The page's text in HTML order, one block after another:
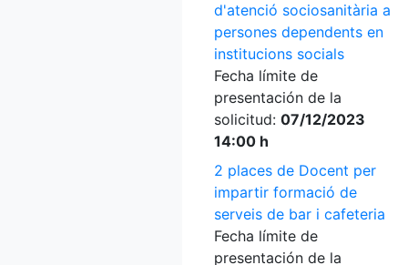
d'atenció sociosanitària a
persones dependents en
institucions socials
Fecha límite de
presentación de la
solicitud: 07/12/2023
14:00 h
2 places de Docent per
impartir formació de
serveis de bar i cafeteria
Fecha límite de
presentación de la